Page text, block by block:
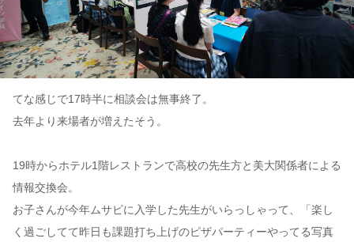
てな感じで17時半に相談会は無事終了。
去年より来場者が増えたそう。
19時からホテル1階レストランで高校の先生方と美大関係者による
情報交換会。
お子さんが今年ムサビに入学した先生がいらっしゃって、「楽し
く過ごしてて昨日も課題打ち上げのピザパーティーやってる写真